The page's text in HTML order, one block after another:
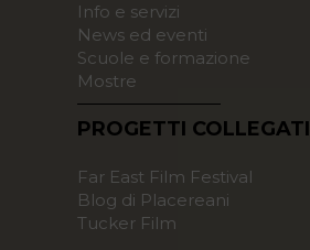
Info e servizi
News ed eventi
Scuole e formazione
Mostre
PROGETTI COLLEGATI
Far East Film Festival
Blog di Placereani
Tucker Film